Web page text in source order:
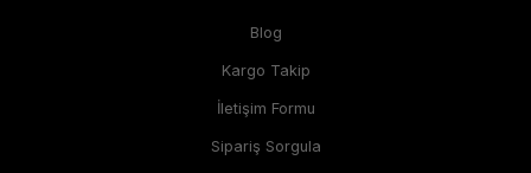
Blog
Kargo Takip
İletişim Formu
Sipariş Sorgula